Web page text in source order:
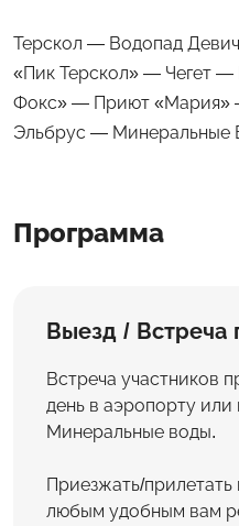
Терскол — Водопад
«Пик Терскол» — Чегет
Фокс» — Приют «Мария»
Эльбрус — Минеральные
Программа
Выезд / Встреча
Встреча участников
день в аэропорту или
Минеральные воды.
Приезжать/
любым удобным вам